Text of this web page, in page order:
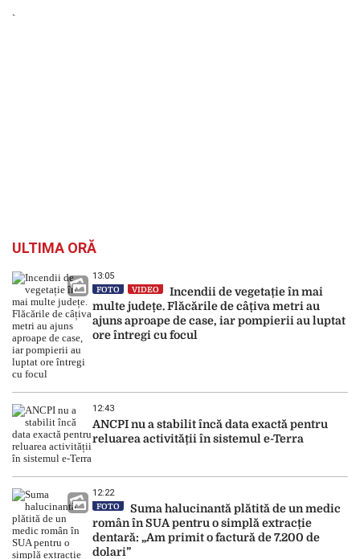
`
ULTIMA ORĂ
13:05
FOTO VIDEO
Incendii de vegetație în mai
multe județe. Flăcările de câțiva metri au
ajuns aproape de case, iar pompierii au luptat
ore întregi cu focul
12:43
ANCPI nu a stabilit încă data exactă pentru
reluarea activității în sistemul e-Terra
12:22
FOTO
Suma halucinantă plătită de un medic
român în SUA pentru o simplă extracție
dentară: „Am primit o factură de 7.200 de
dolari”